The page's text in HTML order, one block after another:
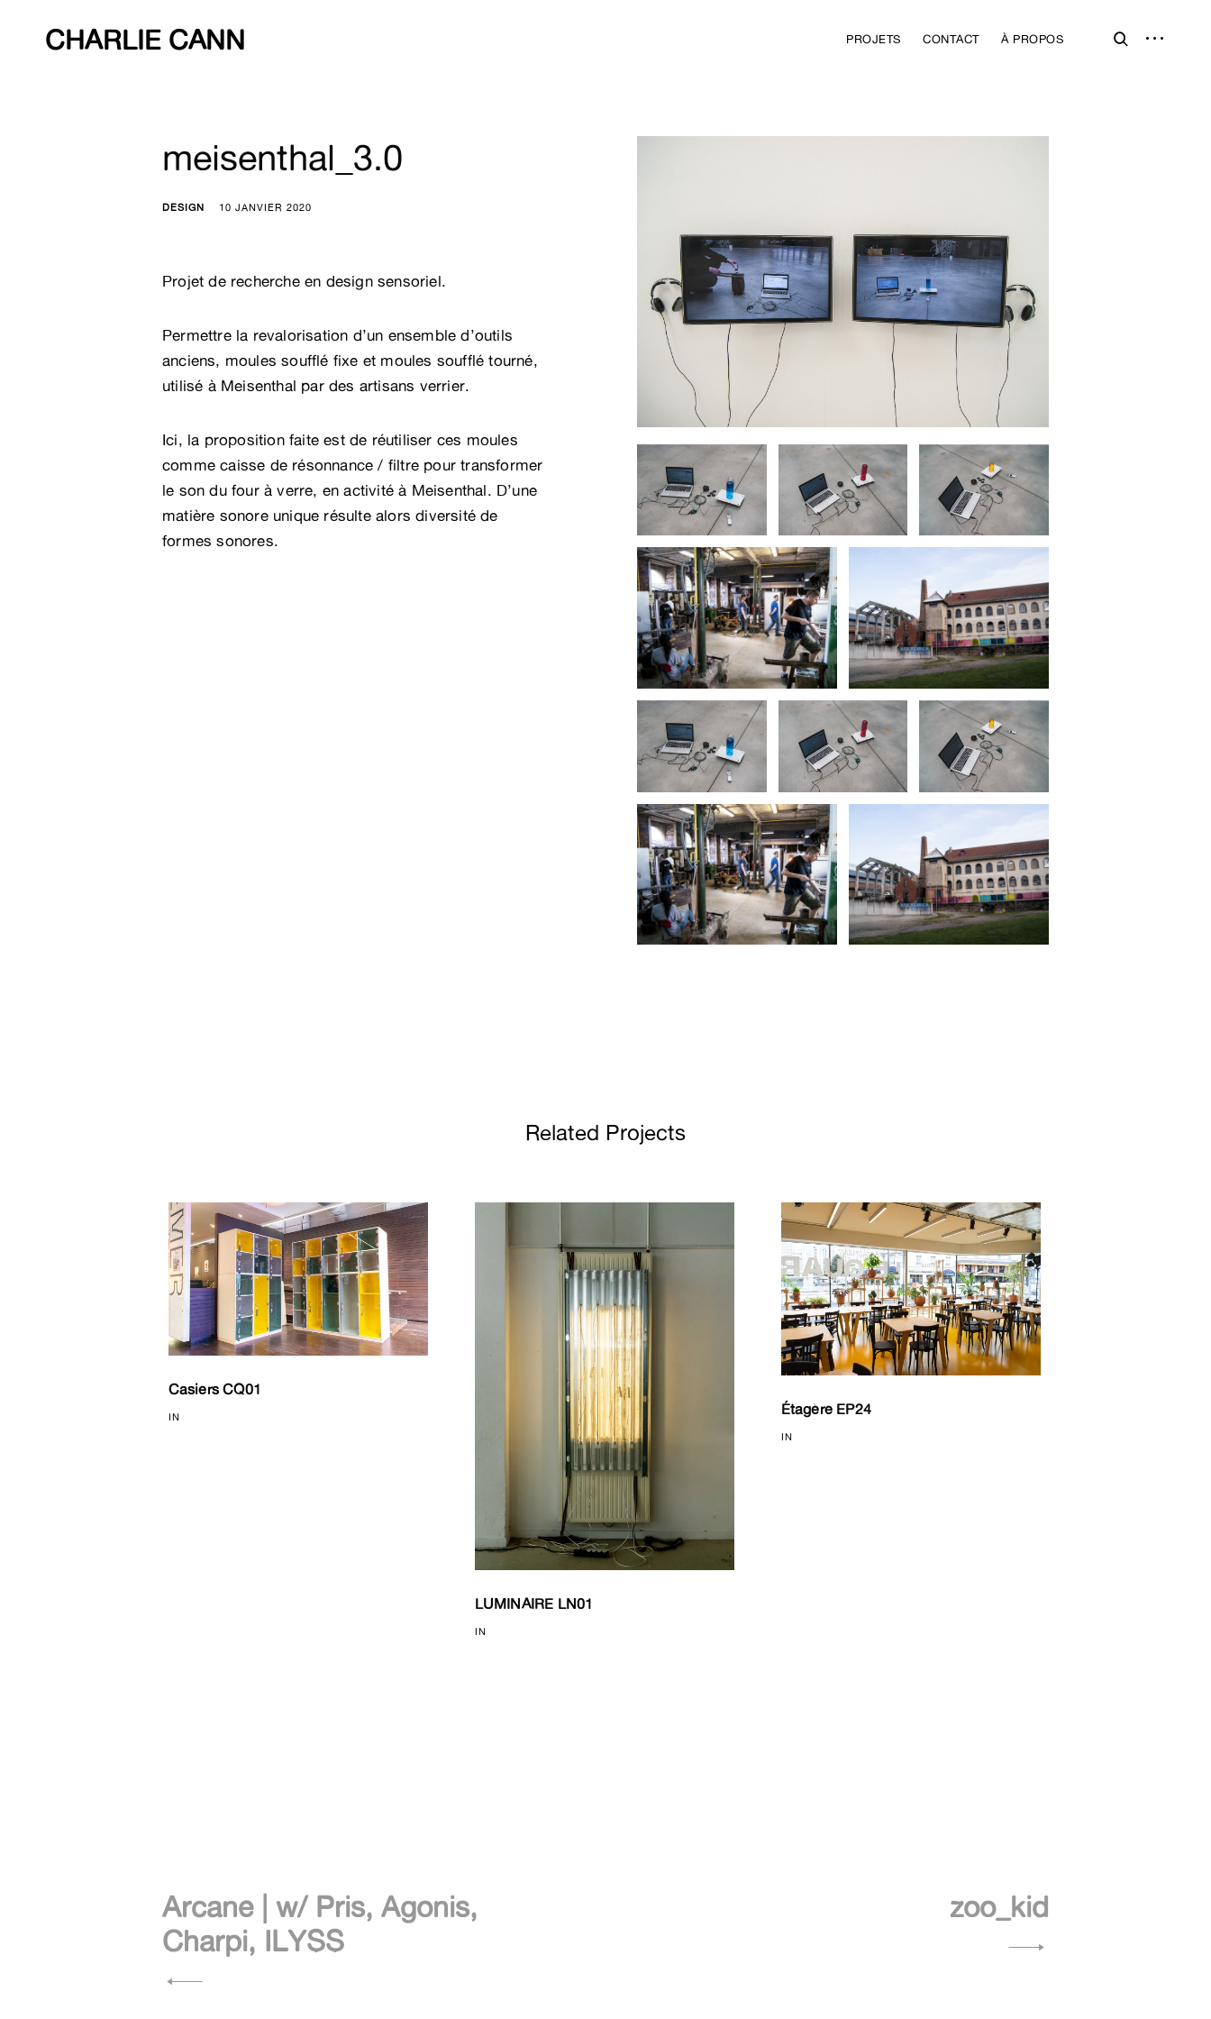
contentCHARLIE CANN PROJETS CONTACT À PROPOS
open
open
meisenthal_3.0
DESIGN 10 JANVIER 2020
Projet de recherche en design sensoriel.
Permettre la revalorisation d’un ensemble d’outils
anciens, moules soufflé fixe et moules soufflé tourné,
utilisé à Meisenthal par des artisans verrier.
Ici, la proposition faite est de réutiliser ces moules
comme caisse de résonnance / filtre pour transformer
le son du four à verre, en activité à Meisenthal. D’une
matière sonore unique résulte alors diversité de
formes sonores.
Related Projects
Casiers CQ01
IN
LUMINAIRE LN01
IN
Étagère EP24
IN
de
l’article
Arcane | w/ Pris, Agonis,
Charpi, ILYSS
zoo_kid